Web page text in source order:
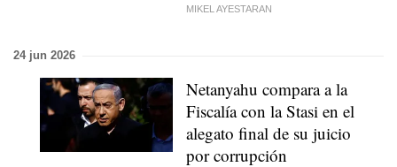
MIKEL AYESTARAN
24 jun 2026
Netanyahu compara a la
Fiscalía con la Stasi en el
alegato final de su juicio
por corrupción